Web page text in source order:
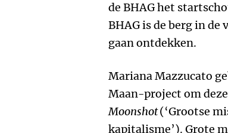
de BHAG het
BHAG is de berg in
gaan ontdekken.
Mariana Mazzucato
Maan-project om
Moonshot(‘Grootse
kapitalisme’). Grote